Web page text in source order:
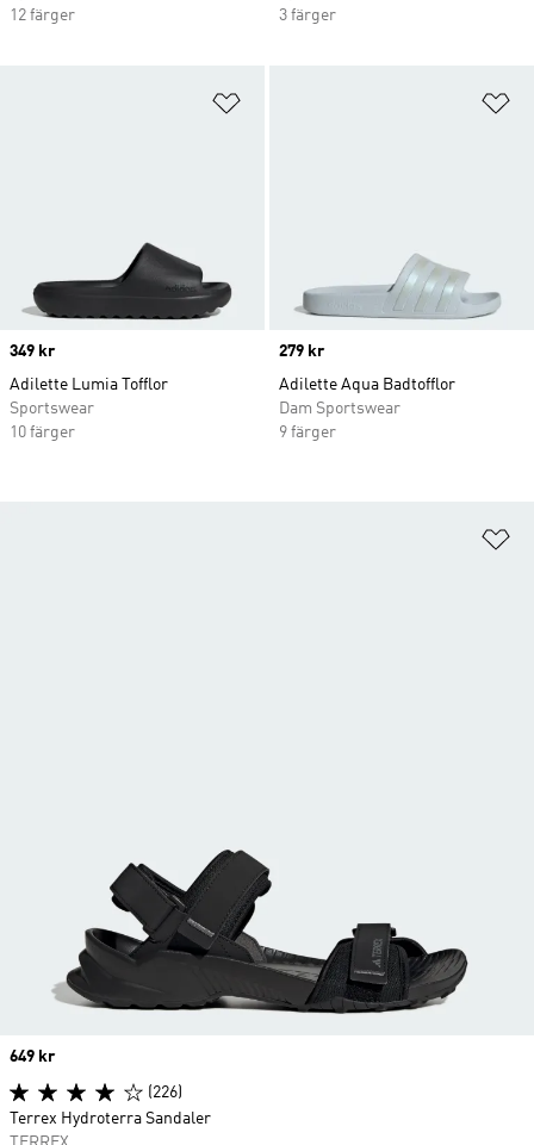
12 färger
3 färger
Price
349 kr
Adilette Lumia Tofflor
Sportswear
10 färger
Price
279 kr
Adilette Aqua Badtofflor
Dam Sportswear
9 färger
Price
649 kr
(226)
Terrex Hydroterra Sandaler